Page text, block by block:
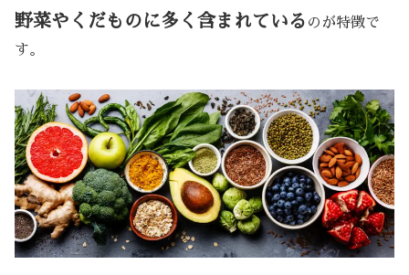
野菜やくだものに多く含まれている のが特徴で
す。